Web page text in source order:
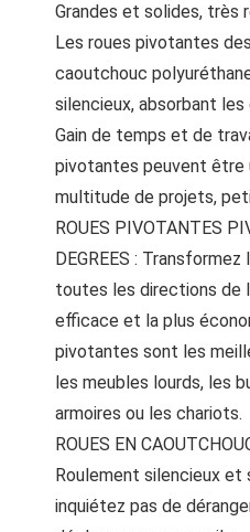
Grandes et solides, très
Les roues pivotantes
caoutchouc
silencieux, absorbant
Gain de temps et de
pivotantes peuvent être
multitude de projets,
ROUES PIVOTANTES
DEGREES :
toutes les directions de
efficace et la plus
pivotantes sont les
les meubles lourds, les
armoires ou les chariots.
ROUES EN
Roulement silencieux et
inquiétez pas de